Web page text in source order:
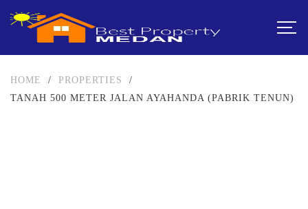
HOME / PROPERTIES
/
TANAH 500 METER JALAN AYAHANDA (PABRIK TENUN)